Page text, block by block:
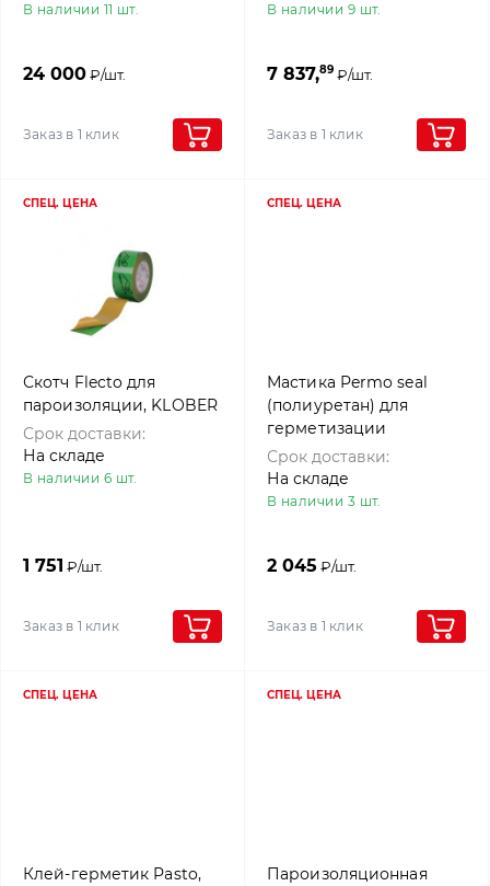
В наличии 11 шт.
24 000₽/шт.
Заказ в 1 клик
В наличии 9 шт.
7 837,89 ₽/шт.
Заказ в 1 клик
СПЕЦ. ЦЕНА
Скотч Flecto для
пароизоляции, KLOBER
Срок доставки:
На складе
В наличии 6 шт.
1 751 ₽/шт.
Заказ в 1 клик
СПЕЦ. ЦЕНА
Мастика Permo seal
(полиуретан) для
герметизации
гвоздевого
соединения, Klober,
1000г
Срок доставки:
На складе
В наличии 3 шт.
2 045 ₽/шт.
Заказ в 1 клик
СПЕЦ. ЦЕНА
Клей-герметик Pasto,
СПЕЦ. ЦЕНА
Пароизоляционная